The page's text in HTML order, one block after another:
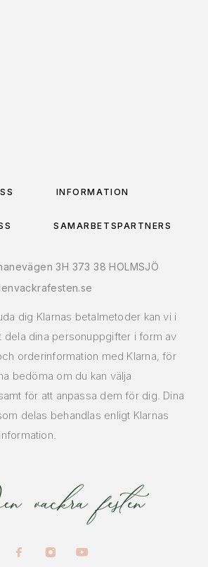
INFORMATION
SAMARBETSPARTNERS
3H 373 38 HOLMSJÖ
dig Klarnas betalmetoder kan vi i
dela dina personuppgifter i form av
orderinformation med Klarna, för
bedöma om du kan välja
för att anpassa dem för dig. Dina
delas behandlas enligt Klarnas